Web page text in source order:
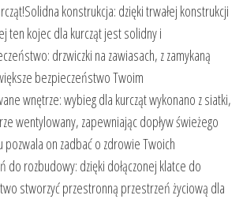
konstrukcja: dzięki trwałej konstrukcji
ten kojec dla kurcząt jest solidny i
drzwiczki na zawiasach, z zamykaną
bezpieczeństwo Twoim
wnętrze: wybieg dla kurcząt wykonano z siatki,
wentylowany, zapewniając dopływ świeżego
pozwala on zadbać o zdrowie Twoich
do rozbudowy: dzięki dołączonej klatce do
stworzyć przestronną przestrzeń życiową dla